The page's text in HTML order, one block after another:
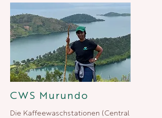
CWS Murundo
Die Kaffeewaschstationen (Central